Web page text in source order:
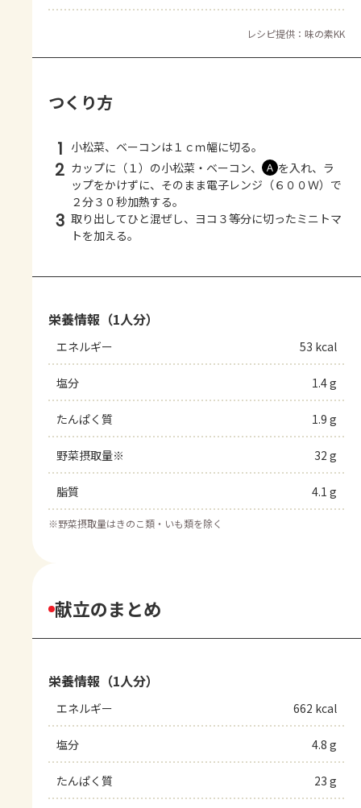
レシピ提供：味の素KK
つくり方
1 小松菜、ベーコンは１ｃｍ幅に切る。
2 カップに（１）の小松菜・ベーコン、 Ａ を入れ、ラ
ップをかけずに、そのまま電子レンジ（６００Ｗ）で
２分３０秒加熱する。
3 取り出してひと混ぜし、ヨコ３等分に切ったミニトマ
トを加える。
栄養情報（1人分）
エネルギー 53 kcal
塩分 1.4 g
たんぱく質 1.9 g
野菜摂取量※ 32 g
脂質 4.1 g
※野菜摂取量はきのこ類・いも類を除く
献立のまとめ
栄養情報（1人分）
エネルギー 662 kcal
塩分 4.8 g
たんぱく質 23 g